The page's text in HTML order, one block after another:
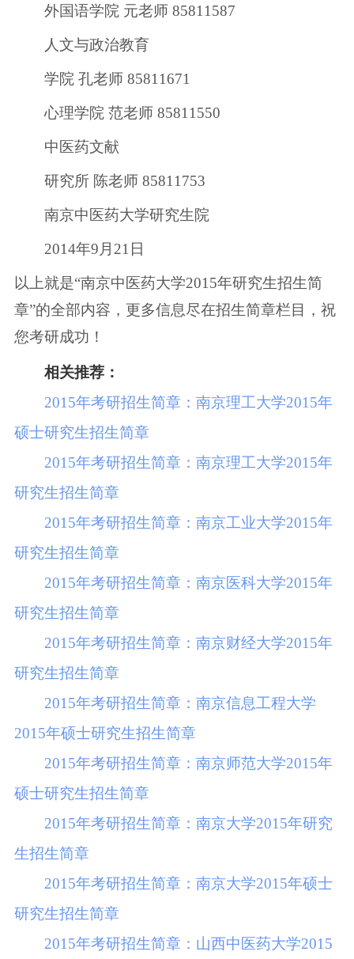
外国语学院 元老师 85811587
人文与政治教育
学院 孔老师 85811671
心理学院 范老师 85811550
中医药文献
研究所 陈老师 85811753
南京中医药大学研究生院
2014年9月21日
以上就是“南京中医药大学2015年研究生招生简
章”的全部内容，更多信息尽在招生简章栏目，祝
您考研成功！
相关推荐：
2015年考研招生简章：南京理工大学2015年
硕士研究生招生简章
2015年考研招生简章：南京理工大学2015年
研究生招生简章
2015年考研招生简章：南京工业大学2015年
研究生招生简章
2015年考研招生简章：南京医科大学2015年
研究生招生简章
2015年考研招生简章：南京财经大学2015年
研究生招生简章
2015年考研招生简章：南京信息工程大学
2015年硕士研究生招生简章
2015年考研招生简章：南京师范大学2015年
硕士研究生招生简章
2015年考研招生简章：南京大学2015年研究
生招生简章
2015年考研招生简章：南京大学2015年硕士
研究生招生简章
2015年考研招生简章：山西中医药大学2015